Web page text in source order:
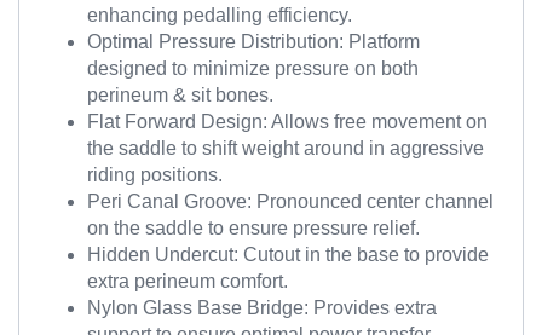
enhancing pedalling efficiency.
Optimal Pressure Distribution: Platform
designed to minimize pressure on both
perineum & sit bones.
Flat Forward Design: Allows free movement on
the saddle to shift weight around in aggressive
riding positions.
Peri Canal Groove: Pronounced center channel
on the saddle to ensure pressure relief.
Hidden Undercut: Cutout in the base to provide
extra perineum comfort.
Nylon Glass Base Bridge: Provides extra